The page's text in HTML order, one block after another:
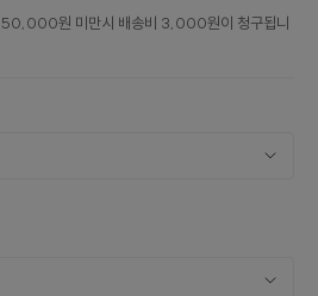
50,000원 미만시 배송비 3,000원이 청구됩니